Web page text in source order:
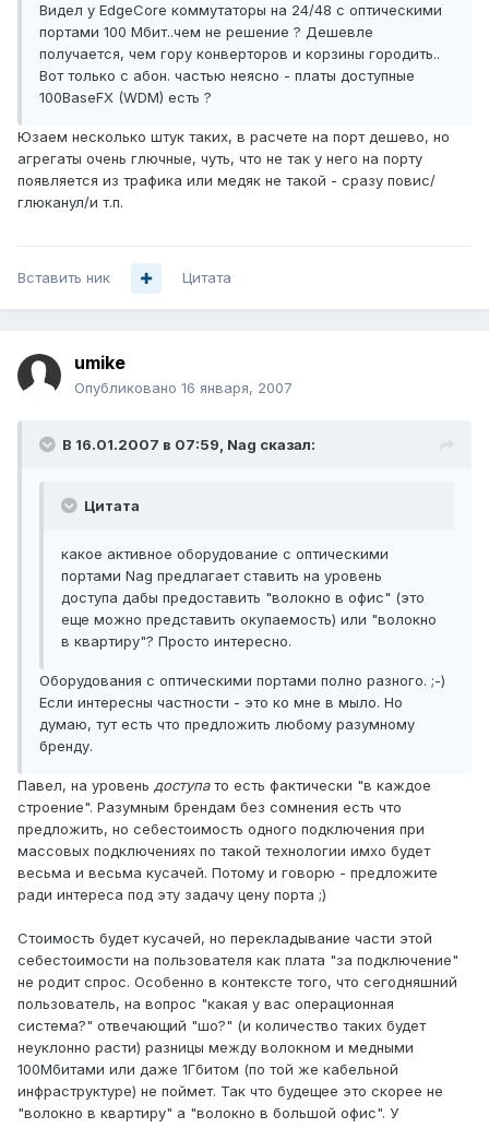
Видел у EdgeCore коммутаторы на 24/48 с оптическими
портами 100 Мбит..чем не решение ? Дешевле
получается, чем гору конверторов и корзины городить..
Вот только с абон. частью неясно - платы доступные
100BaseFX (WDM) есть ?
Юзаем несколько штук таких, в расчете на порт дешево, но
агрегаты очень глючные, чуть, что не так у него на порту
появляется из трафика или медяк не такой - сразу повис/
глюканул/и т.п.
Вставить ник Цитата
umike
Опубликовано 16 января, 2007
В 16.01.2007 в 07:59, Nag сказал:
Цитата
какое активное оборудование с оптическими
портами Nag предлагает ставить на уровень
доступа дабы предоставить "волокно в офис" (это
еще можно представить окупаемость) или "волокно
в квартиру"? Просто интересно.
Оборудования с оптическими портами полно разного. ;-)
Если интересны частности - это ко мне в мыло. Но
думаю, тут есть что предложить любому разумному
бренду.
Павел, на уровень доступато есть фактически "в каждое
строение". Разумным брендам без сомнения есть что
предложить, но себестоимость одного подключения при
массовых подключениях по такой технологии имхо будет
весьма и весьма кусачей. Потому и говорю - предложите
ради интереса под эту задачу цену порта ;)
Стоимость будет кусачей, но перекладывание части этой
себестоимости на пользователя как плата "за подключение"
не родит спрос. Особенно в контексте того, что сегодняшний
пользователь, на вопрос "какая у вас операционная
система?" отвечающий "шо?" (и количество таких будет
неуклонно расти) разницы между волокном и медными
100Мбитами или даже 1Гбитом (по той же кабельной
инфраструктуре) не поймет. Так что будещее это скорее не
"волокно в квартиру" а "волокно в большой офис". У